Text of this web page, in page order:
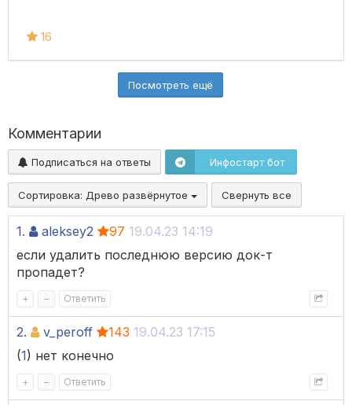
16
Посмотреть ещё
Комментарии
Подписаться на ответы Инфостарт бот
Сортировка: Древо развёрнутое Свернуть все
1. aleksey2 97 19.04.23 14:19
если удалить последнюю версию док-т
пропадет?
+ – Ответить
2. v_peroff 143 19.04.23 17:15
(1) нет конечно
+ – Ответить